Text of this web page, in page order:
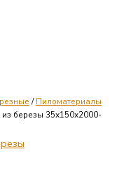
/Пиломатериалы
березы 35х150х2000-